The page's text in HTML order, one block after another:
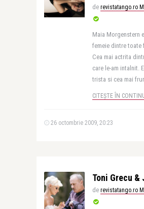
de revistatango.ro
Maia Morgenstern
femeie dintre toate
Cea mai actrita
care le-am intalnit.
trista si cea mai
CITEȘTE ÎN
26 octombrie 2009, 20:23
Toni Grecu &
de revistatango.ro